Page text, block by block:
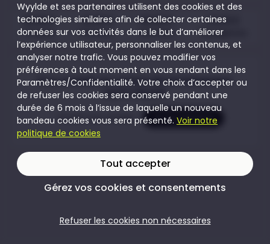
50,00 €
Couples
15,00 €
Femmes
60,00 €
Hommes
15,00 €
Transgenres
Pour accéder au contenu de cet évènement
rejoins Wyylde
Je crée mon compte Je me connecte
Wyylde et ses partenaires utilisent des cookies et des
technologies similaires afin de collecter certaines
données sur vos activités dans le but d’améliorer
l’expérience utilisateur, personnaliser les contenus, et
analyser notre trafic. Vous pouvez modifier vos
préférences à tout moment en vous rendant dans les
Paramètres/Confidentialité. Votre choix d’accepter ou
de refuser les cookies sera conservé pendant une
durée de 6 mois à l’issue de laquelle un nouveau
bandeau cookies vous sera présenté. Voir notre
politique de cookies
Tout accepter
Gérez vos cookies et consentements
Refuser les cookies non nécessaires